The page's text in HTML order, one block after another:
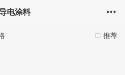
电涂料
推荐